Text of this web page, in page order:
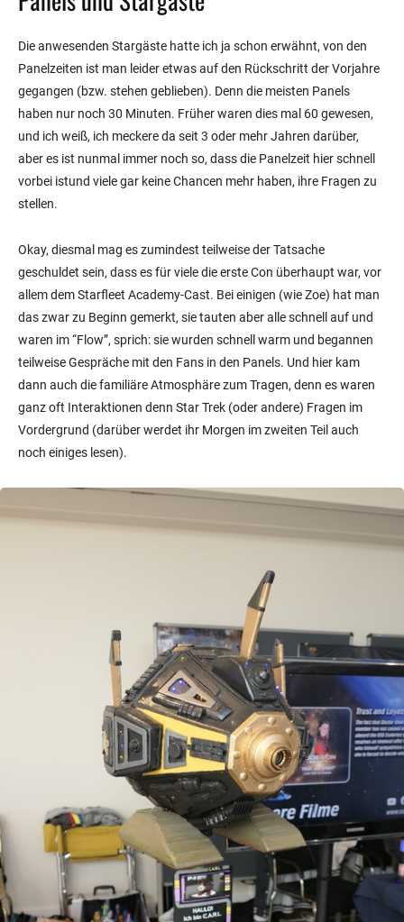
Die anwesenden Stargäste hatte ich ja schon erwähnt, von den
Panelzeiten ist man leider etwas auf den Rückschritt der Vorjahre
gegangen (bzw. stehen geblieben). Denn die meisten Panels
haben nur noch 30 Minuten. Früher waren dies mal 60 gewesen,
und ich weiß, ich meckere da seit 3 oder mehr Jahren darüber,
aber es ist nunmal immer noch so, dass die Panelzeit hier schnell
vorbei istund viele gar keine Chancen mehr haben, ihre Fragen zu
stellen.
Okay, diesmal mag es zumindest teilweise der Tatsache
geschuldet sein, dass es für viele die erste Con überhaupt war, vor
allem dem Starfleet Academy-Cast. Bei einigen (wie Zoe) hat man
das zwar zu Beginn gemerkt, sie tauten aber alle schnell auf und
waren im “Flow”, sprich: sie wurden schnell warm und begannen
teilweise Gespräche mit den Fans in den Panels. Und hier kam
dann auch die familiäre Atmosphäre zum Tragen, denn es waren
ganz oft Interaktionen denn Star Trek (oder andere) Fragen im
Vordergrund (darüber werdet ihr Morgen im zweiten Teil auch
noch einiges lesen).